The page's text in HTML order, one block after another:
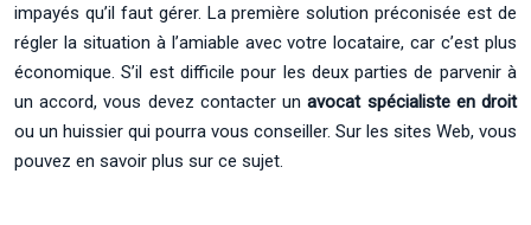
impayés qu’il faut gérer. La première solution préconisée est de
régler la situation à l’amiable avec votre locataire, car c’est plus
économique. S’il est difficile pour les deux parties de parvenir à
un accord, vous devez contacter unavocat spécialiste en droit
ou un huissier qui pourra vous conseiller. Sur les sites Web, vous
pouvez en savoir plus sur ce sujet.